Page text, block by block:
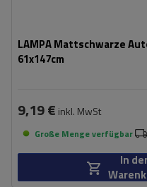
LAMPA Mattschwarze
61x147cm
9,19 € inkl. MwSt
Große Menge verfügbar
In